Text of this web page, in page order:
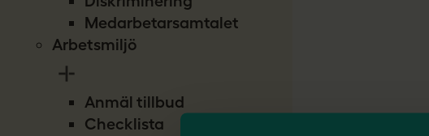
Medarbetarsamtalet
Arbetsmiljö
Anmäl tillbud
Checklista